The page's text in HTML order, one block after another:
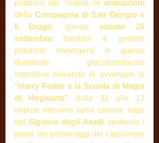
pubblico del Triskell, le animazioni
della Compagnia di San Giorgio e
Il Drago, questo sabato 26
settembre bambini e genitori
potranno immergersi in questo
divertente gioco/spettacolo
interattivo rivivendo le avventure di
“Harry Potter e la Scuola di Magia
di Hogwarts” dalle 11 alle 13
oppure ritrovarsi nella celebre saga
del Signore degli Anelli vestendo i
panni dei personaggi del capolavoro